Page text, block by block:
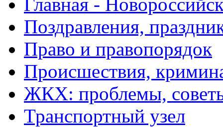
Поздравления,
Право и правопорядок
Происшествия,
ЖКХ: проблемы,
Транспортный узел